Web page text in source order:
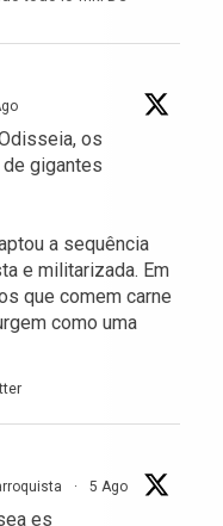
os
gigantes
a sequência
e militarizada. Em
que comem carne
como uma
· 5 Ago
es